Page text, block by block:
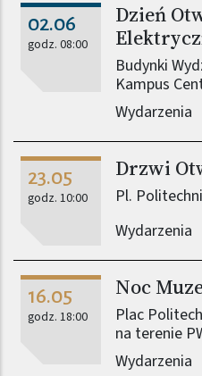
02.06
godz. 08:00
Dzień
Budynki
Kampus
Wydarzenia
23.05
godz. 10:00
Drzwi
Pl.
Wydarzenia
16.05
godz. 18:00
Noc
Plac
na terenie
Wydarzenia